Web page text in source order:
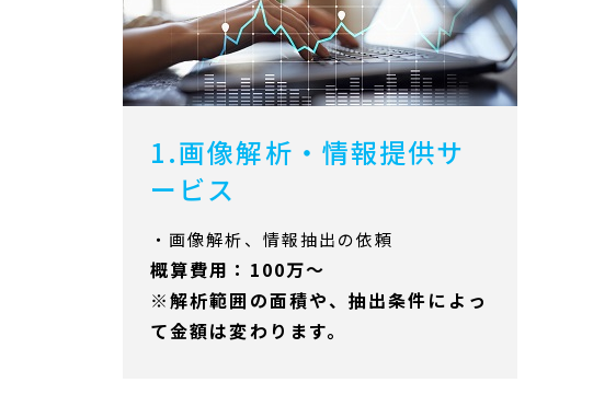
1.画像解析・情報提供サ
ービス
・画像解析、情報抽出の依頼
概算費用：100万～
※解析範囲の面積や、抽出条件によっ
て金額は変わります。